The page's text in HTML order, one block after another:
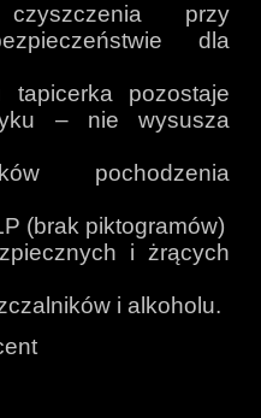
przy
dla
tapicerka pozostaje
– nie wysusza
pochodzenia
(brak piktogramów)
i żrących
i alkoholu.